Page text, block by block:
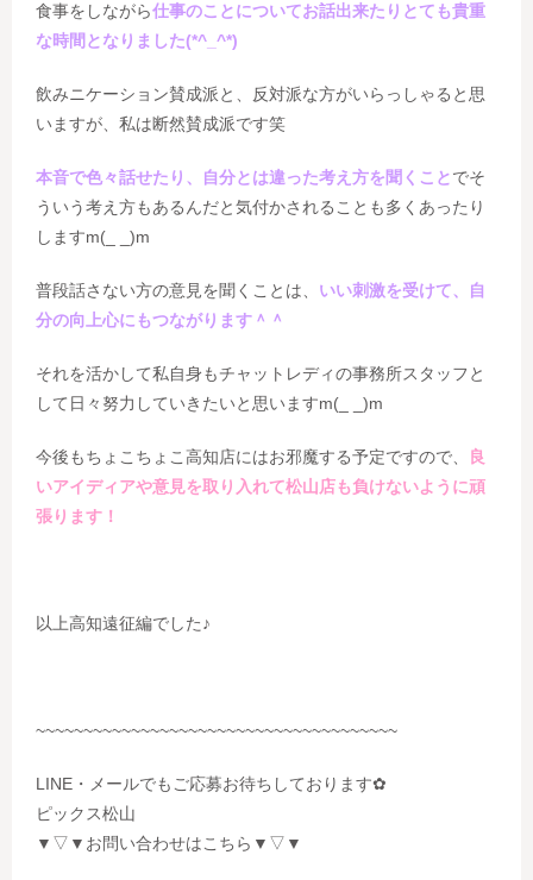
食事をしながら仕事のことについてお話出来たりとても貴重
な時間となりました(*^_^*)
飲みニケーション賛成派と、反対派な方がいらっしゃると思
いますが、私は断然賛成派です笑
本音で色々話せたり、自分とは違った考え方を聞くことでそ
ういう考え方もあるんだと気付かされることも多くあったり
しますm(_ _)m
普段話さない方の意見を聞くことは、 いい刺激を受けて、自
分の向上心にもつながります＾＾
それを活かして私自身もチャットレディの事務所スタッフと
して日々努力していきたいと思いますm(_ _)m
今後もちょこちょこ高知店にはお邪魔する予定ですので、
良
いアイディアや意見を取り入れて松山店も負けないように頑
張ります！
以上高知遠征編でした♪
~~~~~~~~~~~~~~~~~~~~~~~~~~~~~~~~~~~~~~
LINE・メールでもご応募お待ちしております✿
ピックス松山
▼▽▼お問い合わせはこちら▼▽▼